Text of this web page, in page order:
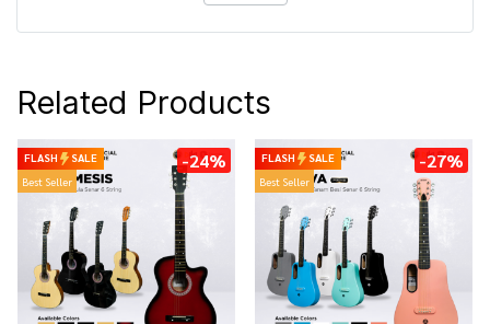
Related Products
FLASH
SALE
Best Seller
-24% FLASH
SALE
Best Seller
-27%